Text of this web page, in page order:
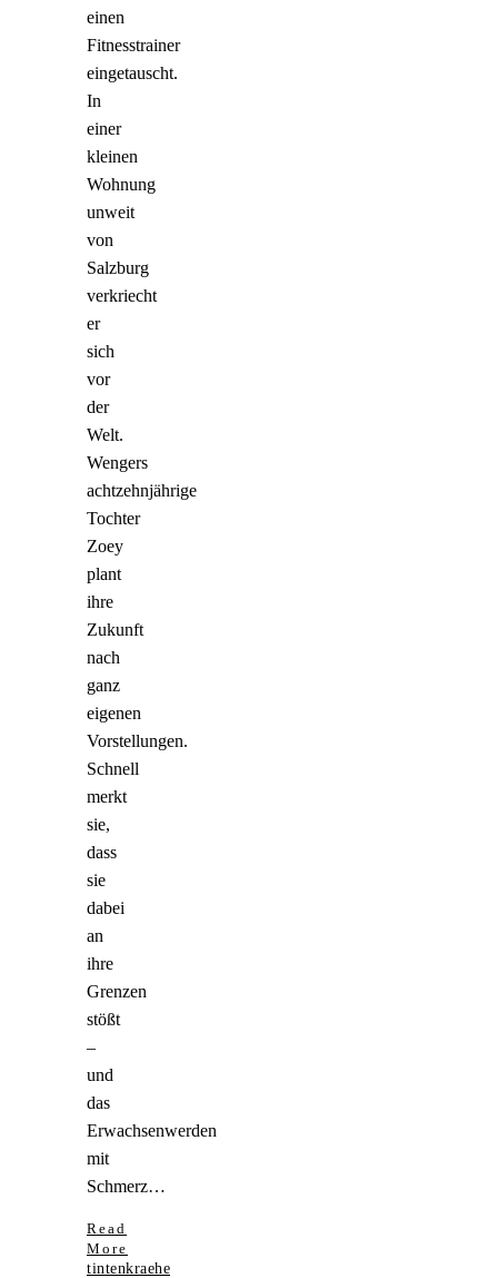
einen
Fitnesstrainer
eingetauscht.
In
einer
kleinen
Wohnung
unweit
von
Salzburg
verkriecht
er
sich
vor
der
Welt.
Wengers
achtzehnjährige
Tochter
Zoey
plant
ihre
Zukunft
nach
ganz
eigenen
Vorstellungen.
Schnell
merkt
sie,
dass
sie
dabei
an
ihre
Grenzen
stößt
–
und
das
Erwachsenwerden
mit
Schmerz…
Read
More
tintenkraehe